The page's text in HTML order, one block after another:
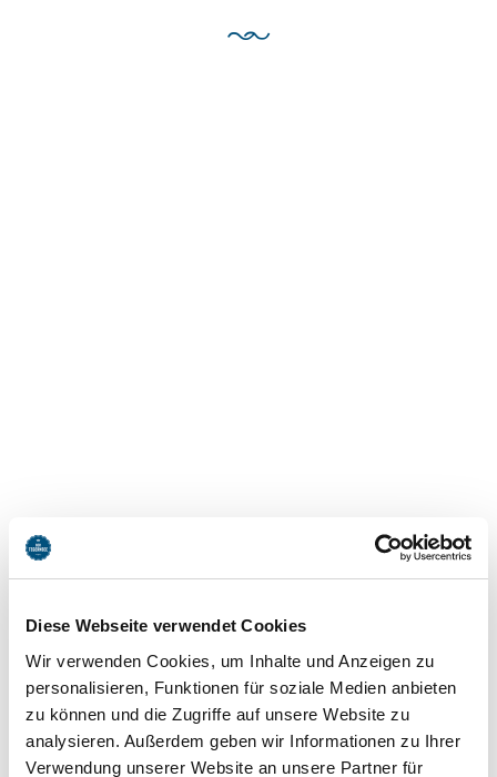
Diese Webseite verwendet Cookies
Wir verwenden Cookies, um Inhalte und Anzeigen zu
personalisieren, Funktionen für soziale Medien anbieten
zu können und die Zugriffe auf unsere Website zu
analysieren. Außerdem geben wir Informationen zu Ihrer
Verwendung unserer Website an unsere Partner für
Hagnhof am See
Tel: +49-8022-83353
zur Homepage
jetzt Route planen